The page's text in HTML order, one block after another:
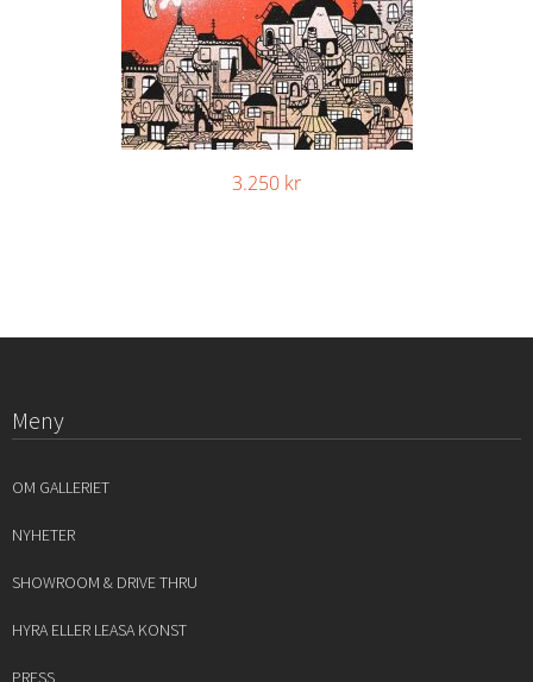
3.250 kr
Meny
OM GALLERIET
NYHETER
SHOWROOM & DRIVE THRU
HYRA ELLER LEASA KONST
PRESS